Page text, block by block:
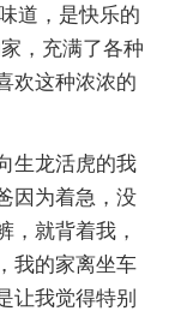
道，是快乐的
，充满了各种
欢这种浓浓的
生龙活虎的我
因为着急，没
，就背着我，
我的家离坐车
让我觉得特别